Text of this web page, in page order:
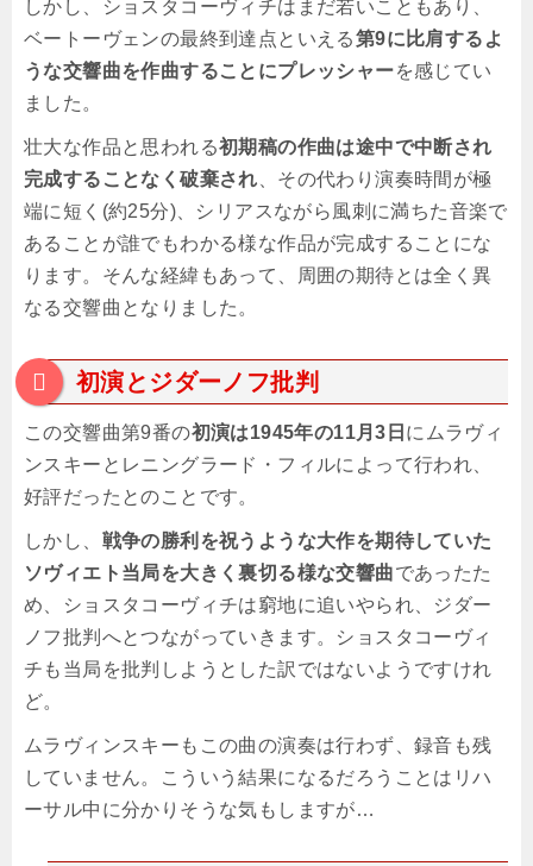
しかし、ショスタコーヴィチはまだ若いこともあり、
ベートーヴェンの最終到達点といえる第9に比肩するよ
うな交響曲を作曲することにプレッシャーを感じてい
ました。
壮大な作品と思われる初期稿の作曲は途中で中断され
完成することなく破棄され 、その代わり演奏時間が極
端に短く(約25分)、シリアスながら風刺に満ちた音楽で
あることが誰でもわかる様な作品が完成することにな
ります。そんな経緯もあって、周囲の期待とは全く異
なる交響曲となりました。
初演とジダーノフ批判
この交響曲第9番の初演は1945年の11月3日 にムラヴィ
ンスキーとレニングラード・フィルによって行われ、
好評だったとのことです。
しかし、 戦争の勝利を祝うような大作を期待していた
ソヴィエト当局を大きく裏切る様な交響曲であったた
め、ショスタコーヴィチは窮地に追いやられ、ジダー
ノフ批判へとつながっていきます。ショスタコーヴィ
チも当局を批判しようとした訳ではないようですけれ
ど。
ムラヴィンスキーもこの曲の演奏は行わず、録音も残
していません。こういう結果になるだろうことはリハ
ーサル中に分かりそうな気もしますが…